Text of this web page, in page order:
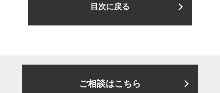
目次に戻る
ご相談はこちら